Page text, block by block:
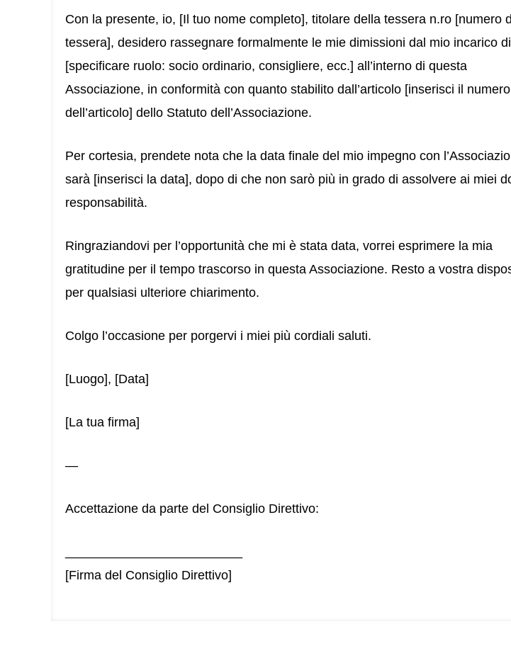
Con la presente, io, [Il tuo nome completo], titolare della tessera n.ro [numero
tessera], desidero rassegnare formalmente le mie dimissioni dal mio incarico di
[specificare ruolo: socio ordinario, consigliere, ecc.] all’interno di questa
Associazione, in conformità con quanto stabilito dall’articolo [inserisci il numero
dell’articolo] dello Statuto dell’Associazione.
Per cortesia, prendete nota che la data finale del mio impegno con
sarà [inserisci la data], dopo di che non sarò più in grado di assolvere ai miei
responsabilità.
Ringraziandovi per l’opportunità che mi è stata data, vorrei esprimere la mia
gratitudine per il tempo trascorso in questa Associazione. Resto a vostra
per qualsiasi ulteriore chiarimento.
Colgo l’occasione per porgervi i miei più cordiali saluti.
[Luogo], [Data]
[La tua firma]
—
Accettazione da parte del Consiglio Direttivo:
[Firma del Consiglio Direttivo]